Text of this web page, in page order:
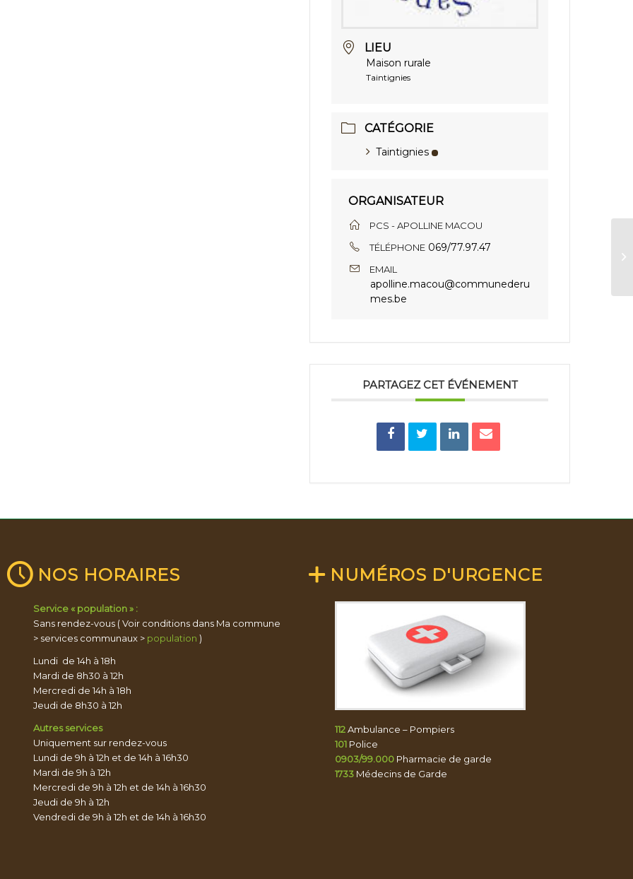
LIEU
Maison rurale
Taintignies
CATÉGORIE
Taintignies
ORGANISATEUR
PCS - APOLLINE MACOU
TÉLÉPHONE 069/77.97.47
EMAIL
apolline.macou@communederu
mes.be
PARTAGEZ CET ÉVÉNEMENT
NOS HORAIRES
Service « population » :
Sans rendez-vous ( Voir conditions dans Ma commune
> services communaux > population )
Lundi de 14h à 18h
Mardi de 8h30 à 12h
Mercredi de 14h à 18h
Jeudi de 8h30 à 12h
Autres services
Uniquement sur rendez-vous
Lundi de 9h à 12h et de 14h à 16h30
Mardi de 9h à 12h
Mercredi de 9h à 12h et de 14h à 16h30
Jeudi de 9h à 12h
Vendredi de 9h à 12h et de 14h à 16h30
NUMÉROS D'URGENCE
112Ambulance – Pompiers
101 Police
0903/99.000 Pharmacie de garde
1733 Médecins de Garde